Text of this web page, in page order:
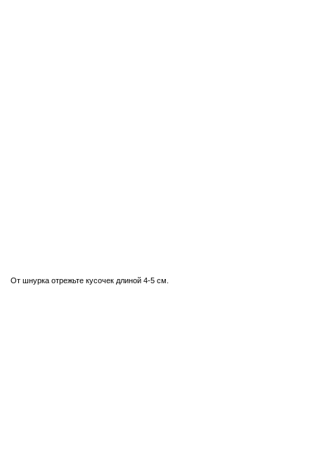
От шнурка отрежьте кусочек длиной 4-5 см.